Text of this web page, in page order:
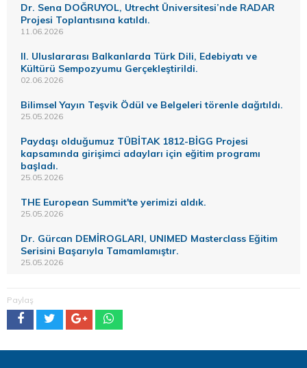
Dr. Sena DOĞRUYOL, Utrecht Üniversitesi’nde RADAR
Projesi Toplantısına katıldı.
11.06.2026
II. Uluslararası Balkanlarda Türk Dili, Edebiyatı ve
Kültürü Sempozyumu Gerçekleştirildi.
02.06.2026
Bilimsel Yayın Teşvik Ödül ve Belgeleri törenle dağıtıldı.
25.05.2026
Paydaşı olduğumuz TÜBİTAK 1812-BİGG Projesi
kapsamında girişimci adayları için eğitim programı
başladı.
25.05.2026
THE European Summit'te yerimizi aldık.
25.05.2026
Dr. Gürcan DEMİROGLARI, UNIMED Masterclass Eğitim
Serisini Başarıyla Tamamlamıştır.
25.05.2026
Paylaş